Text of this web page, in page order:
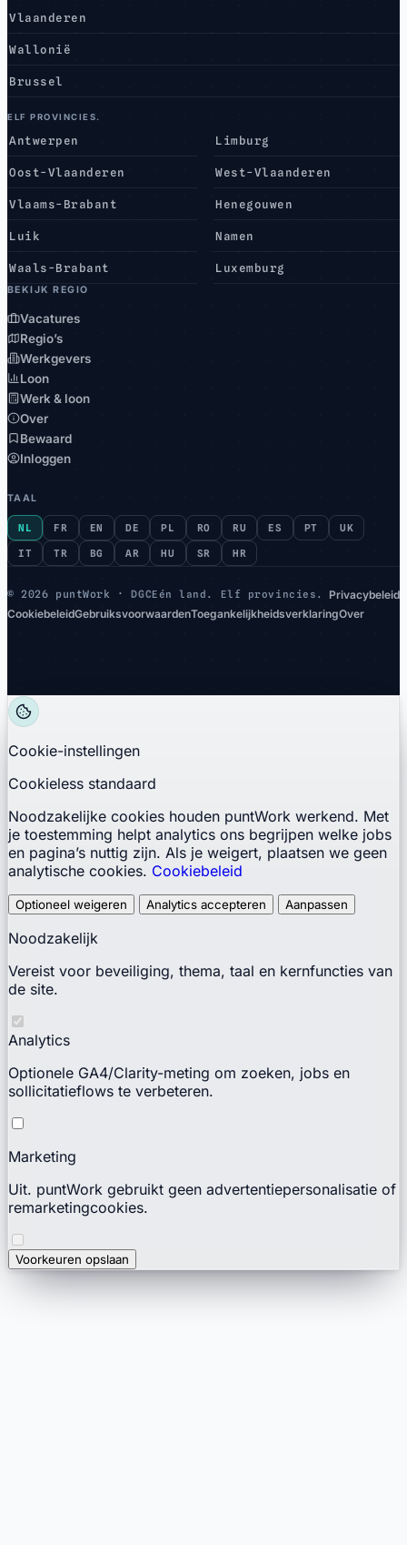
Vlaanderen
Wallonië
Brussel
ELF PROVINCIES.
Antwerpen Limburg
Oost-Vlaanderen West-Vlaanderen
Vlaams-Brabant Henegouwen
Luik Namen
Waals-Brabant Luxemburg
BEKIJK REGIO
Vacatures
Regio’s
Werkgevers
Loon
Werk & loon
Over
Bewaard
Inloggen
TAAL
NL FR EN DE PL RO RU ES PT
UK
IT
TR BG AR HU SR HR
©2026 puntWork ·DGCEén land. Elf provincies.
Privacybeleid
CookiebeleidGebruiksvoorwaardenToegankelijkheidsverklaringOver
Cookie-instellingen
Cookieless standaard
Noodzakelijke cookies houden puntWork werkend. Met
je toestemming helpt analytics ons begrijpen welke jobs
en pagina’s nuttig zijn. Als je weigert, plaatsen we geen
analytische cookies. Cookiebeleid
Optioneel weigeren Analytics accepteren Aanpassen
Noodzakelijk
Vereist voor beveiliging, thema, taal en kernfuncties van
de site.
Analytics
Optionele GA4/Clarity-meting om zoeken, jobs en
sollicitatieflows te verbeteren.
Marketing
Uit. puntWork gebruikt geen advertentiepersonalisatie of
remarketingcookies.
Voorkeuren opslaan